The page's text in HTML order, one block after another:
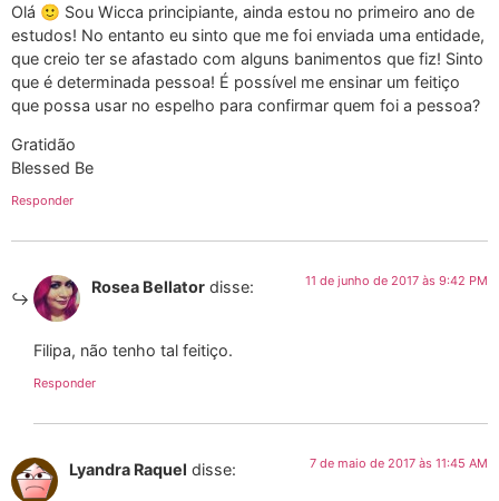
Olá 🙂 Sou Wicca principiante, ainda estou no primeiro ano de
estudos! No entanto eu sinto que me foi enviada uma entidade,
que creio ter se afastado com alguns banimentos que fiz! Sinto
que é determinada pessoa! É possível me ensinar um feitiço
que possa usar no espelho para confirmar quem foi a pessoa?
Gratidão
Blessed Be
Responder
Rosea Bellator disse: 11 de junho de 2017 às 9:42 PM
Filipa, não tenho tal feitiço.
Responder
Lyandra Raquel disse: 7 de maio de 2017 às 11:45 AM